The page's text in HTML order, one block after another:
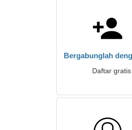
Bergabunglah
Daftar gratis